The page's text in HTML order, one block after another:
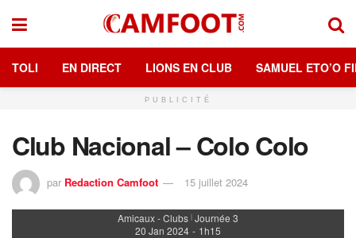
TOLI EN DIRECT LIONS EN CLUB SAMUEL ETO’O
PUBLICITÉ
Club Nacional – Colo Colo
par Redaction Camfoot 15 juillet 2024
Amicaux - Clubs | Journée 3
20 Jan 2024 - 1h15